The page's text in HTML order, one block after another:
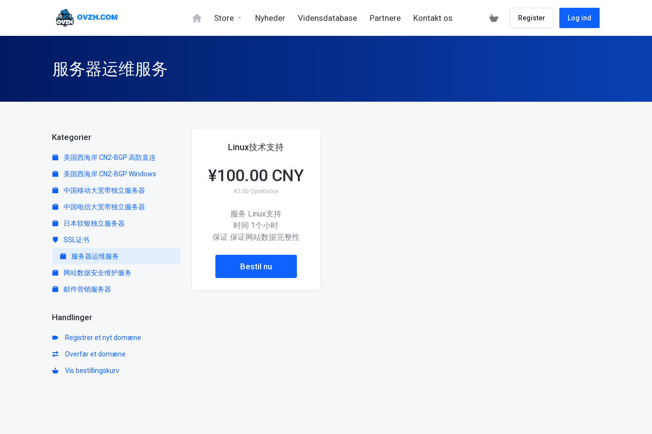
Store Nyheder Vidensdatabase Partnere Kontakt os Register Log ind
服务器运维服务
Kategorier
美国西海岸 CN2-BGP 高防直连
美国西海岸 CN2-BGP Windows
中国移动大宽带独立服务器
中国电信大宽带独立服务器
日本软银独立服务器
SSL证书
服务器运维服务
网站数据安全维护服务
邮件营销服务器
Handlinger
Registrer et nyt domæne
Overfør et domæne
Vis bestillingskurv
Linux技术支持
¥100.00 CNY
¥2.00 Oprettelse
服务 Linux支持
时间 1个小时
保证 保证网站数据完整性
Bestil nu